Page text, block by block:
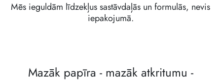
Mēs ieguldām līdzekļus sastāvdaļās un formulās, nevis
iepakojumā.
Mazāk papīra - mazāk atkritumu -